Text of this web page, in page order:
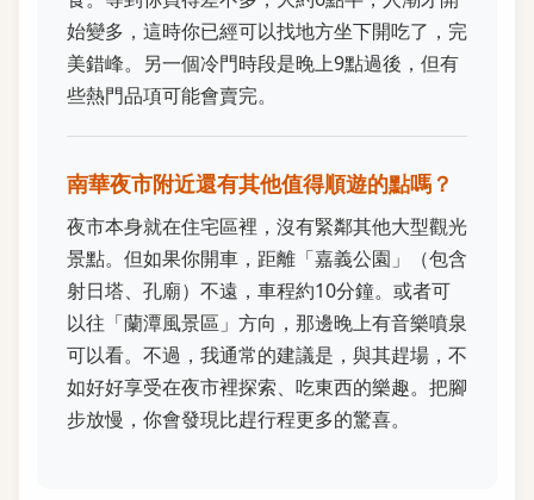
始變多，這時你已經可以找地方坐下開吃了，完
美錯峰。另一個冷門時段是晚上9點過後，但有
些熱門品項可能會賣完。
南華夜市附近還有其他值得順遊的點嗎？
夜市本身就在住宅區裡，沒有緊鄰其他大型觀光
景點。但如果你開車，距離「嘉義公園」（包含
射日塔、孔廟）不遠，車程約10分鐘。或者可
以往「蘭潭風景區」方向，那邊晚上有音樂噴泉
可以看。不過，我通常的建議是，與其趕場，不
如好好享受在夜市裡探索、吃東西的樂趣。把腳
步放慢，你會發現比趕行程更多的驚喜。